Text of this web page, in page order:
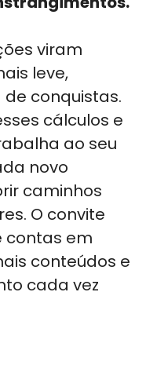
viram
leve,
conquistas.
cálculos e
ao seu
novo
caminhos
O convite
contas em
conteúdos e
cada vez